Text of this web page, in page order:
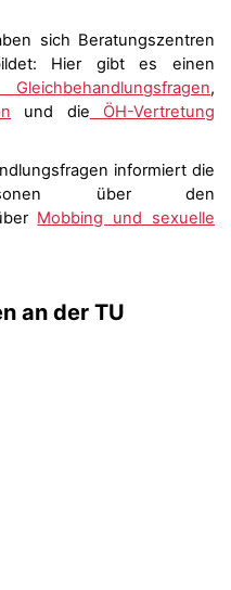
sich Beratungszentren
Hier gibt es einen
,
und die ÖH-Vertretung
informiert die
über den
Mobbing und sexuelle
an der TU